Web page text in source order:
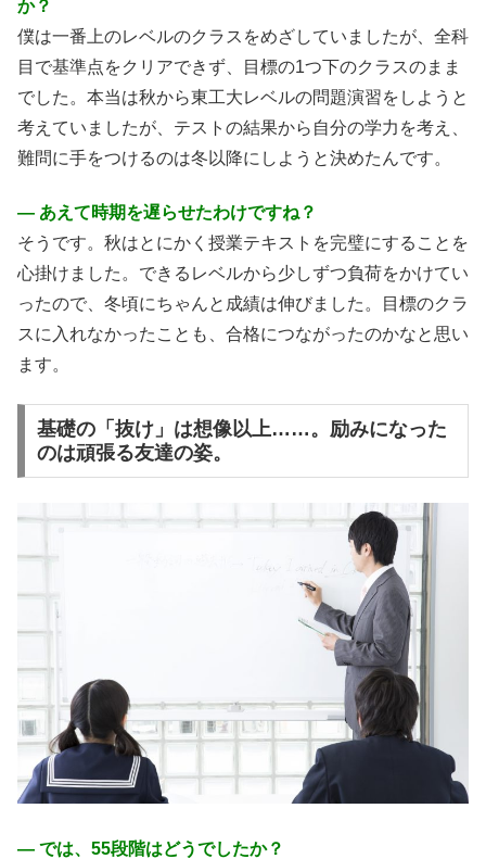
か？
僕は一番上のレベルのクラスをめざしていましたが、全科
目で基準点をクリアできず、目標の1つ下のクラスのまま
でした。本当は秋から東工大レベルの問題演習をしようと
考えていましたが、テストの結果から自分の学力を考え、
難問に手をつけるのは冬以降にしようと決めたんです。
― あえて時期を遅らせたわけですね？
そうです。秋はとにかく授業テキストを完璧にすることを
心掛けました。できるレベルから少しずつ負荷をかけてい
ったので、冬頃にちゃんと成績は伸びました。目標のクラ
スに入れなかったことも、合格につながったのかなと思い
ます。
基礎の「抜け」は想像以上……。励みになった
のは頑張る友達の姿。
― では、55段階はどうでしたか？